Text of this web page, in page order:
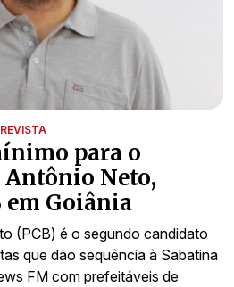
para o
Antônio Neto,
em Goiânia
(PCB) é o segundo candidato
que dão sequência à Sabatina
FM com prefeitáveis de